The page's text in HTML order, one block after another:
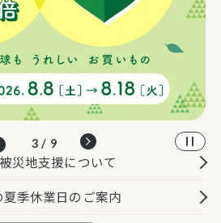
4 / 9
災地支援について
季休業日のご案内